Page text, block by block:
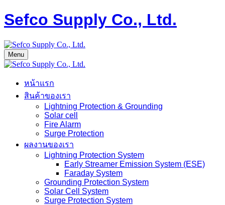
Sefco Supply Co., Ltd.
Menu
หน้าแรก
สินค้าของเรา
Lightning Protection & Grounding
Solar cell
Fire Alarm
Surge Protection
ผลงานของเรา
Lightning Protection System
Early Streamer Emission System (ESE)
Faraday System
Grounding Protection System
Solar Cell System
Surge Protection System